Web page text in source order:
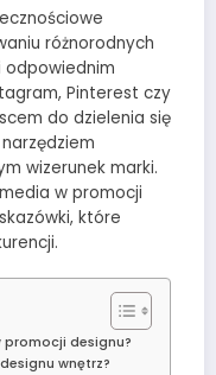
różnorodnych
odpowiednim
Pinterest czy
do dzielenia się
wizerunek marki.
w promocji
które
promocji designu?
wnętrz?